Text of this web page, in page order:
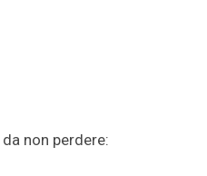
non perdere: